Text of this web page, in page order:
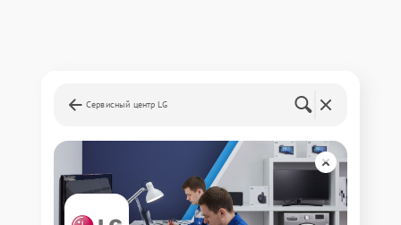
Сервисный центр LG